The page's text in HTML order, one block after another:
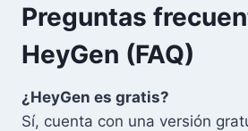
Preguntas
HeyGen (FAQ)
¿HeyGen es gratis?
Sí, cuenta con una versión